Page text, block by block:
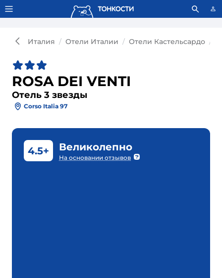
Тонкости используют сookie-файлы. Что это значит?
Италия Отели Италии Отели Кастельсардо
ROSA DEI VENTI
Отель 3 звезды
Corso Italia 97
4.5+ Великолепно
На основании отзывов